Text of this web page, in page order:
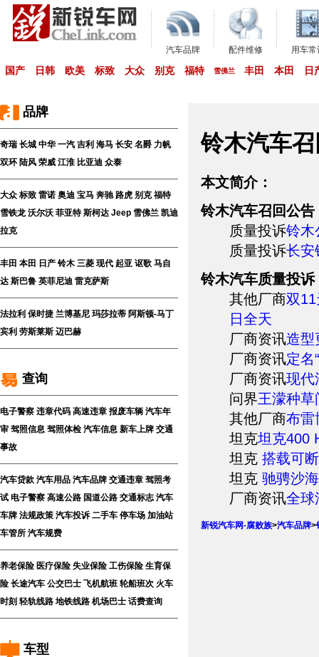
汽车品牌 配件维修 用车常
国产 日韩 欧美 标致 大众 别克 福特 雪佛兰 丰田 本田 日
品牌
奇瑞 长城 中华 一汽 吉利 海马 长安 名爵 力帆
双环 陆风 荣威 江淮 比亚迪 众泰
大众 标致 雷诺 奥迪 宝马 奔驰 路虎 别克 福特
雪铁龙 沃尔沃 菲亚特 斯柯达 Jeep 雪佛兰 凯迪
拉克
丰田 本田 日产 铃木 三菱 现代 起亚 讴歌 马自
达 斯巴鲁 英菲尼迪 雷克萨斯
法拉利 保时捷 兰博基尼 玛莎拉蒂 阿斯顿-马丁
宾利 劳斯莱斯 迈巴赫
查询
电子警察 违章代码 高速违章 报废车辆 汽车年
审 驾照信息 驾照体检 汽车信息 新车上牌 交通
事故
汽车贷款 汽车用品 汽车品牌 交通违章 驾照考
试 电子警察 高速公路 国道公路 交通标志 汽车
车牌 法规政策 汽车投诉 二手车 停车场 加油站
车管所 汽车规费
养老保险 医疗保险 失业保险 工伤保险 生育保
险 长途汽车 公交巴士 飞机航班 轮船班次 火车
时刻 轻轨线路 地铁线路 机场巴士 话费查询
车型
铃木汽车
本文简介：
铃木汽车召回公告
质量投诉铃木
质量投诉长安
铃木汽车质量投诉
其他厂商双
日全天
厂商资讯造型
厂商资讯定名
厂商资讯现代
问界王濛种
其他厂商布雷
坦克坦克400
坦克 搭载可
坦克 驰骋沙
厂商资讯全球
新锐汽车网-腐败族>汽车品牌>